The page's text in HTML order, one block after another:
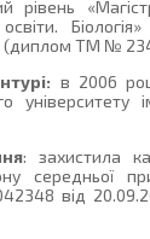
рівень
(диплом ТМ №
в 2006
: захистила
середньої
від